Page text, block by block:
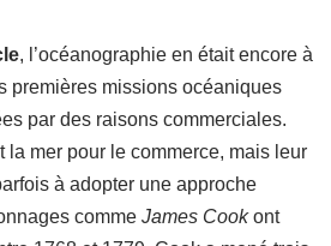
, l’océanographie en était encore à
premières missions océaniques
par des raisons commerciales.
la mer pour le commerce, mais leur
à adopter une approche
comme James Cookont